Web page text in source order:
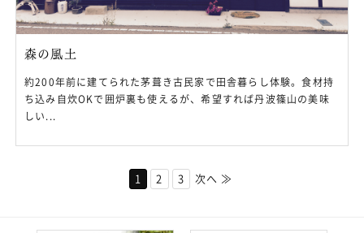
森の風土
約200年前に建てられた茅葺き古民家で田舎暮らし体験。食材持
ち込み自炊OKで囲炉裏も使えるが、希望すれば丹波篠山の美味
しい...
1 2 3 次へ ≫